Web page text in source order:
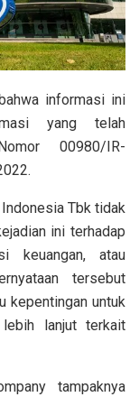
informasi ini
yang telah
00980/IR-
Indonesia Tbk tidak
ini terhadap
keuangan, atau
tersebut
kepentingan untuk
lanjut terkait
tampaknya